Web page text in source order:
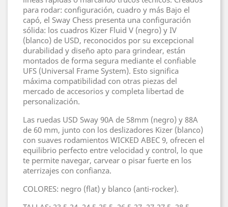
para rodar: configuración, cuadro y más Bajo el
capó, el Sway Chess presenta una configuración
sólida: los cuadros Kizer Fluid V (negro) y IV
(blanco) de USD, reconocidos por su excepcional
durabilidad y diseño apto para grindear, están
montados de forma segura mediante el confiable
UFS (Universal Frame System). Esto significa
máxima compatibilidad con otras piezas del
mercado de accesorios y completa libertad de
personalización.
Las ruedas USD Sway 90A de 58mm (negro) y 88A
de 60 mm, junto con los deslizadores Kizer (blanco)
con suaves rodamientos WICKED ABEC 9, ofrecen el
equilibrio perfecto entre velocidad y control, lo que
te permite navegar, carvear o pisar fuerte en los
aterrizajes con confianza.
COLORES: negro (flat) y blanco (anti-rocker).